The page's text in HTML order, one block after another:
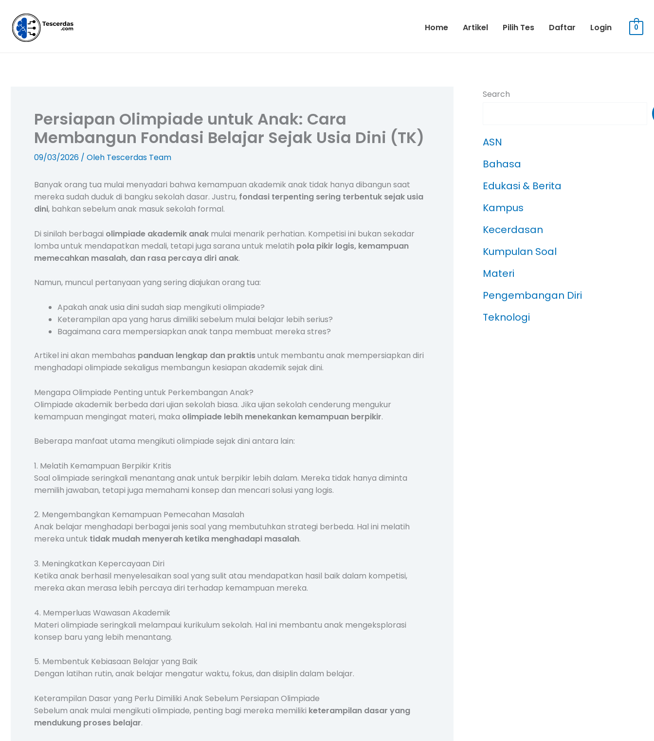
konten
Home Artikel Pilih Tes Daftar Login 0
Persiapan Olimpiade untuk Anak: Cara
Membangun Fondasi Belajar Sejak Usia Dini (TK)
09/03/2026 / Oleh Tescerdas Team
Banyak orang tua mulai menyadari bahwa kemampuan akademik anak tidak hanya dibangun saat
mereka sudah duduk di bangku sekolah dasar. Justru, fondasi terpenting sering terbentuk sejak usia
dini, bahkan sebelum anak masuk sekolah formal.
Di sinilah berbagai olimpiade akademik anak mulai menarik perhatian. Kompetisi ini bukan sekadar
lomba untuk mendapatkan medali, tetapi juga sarana untuk melatih pola pikir logis, kemampuan
memecahkan masalah, dan rasa percaya diri anak.
Namun, muncul pertanyaan yang sering diajukan orang tua:
Apakah anak usia dini sudah siap mengikuti olimpiade?
Keterampilan apa yang harus dimiliki sebelum mulai belajar lebih serius?
Bagaimana cara mempersiapkan anak tanpa membuat mereka stres?
Artikel ini akan membahas panduan lengkap dan praktisuntuk membantu anak mempersiapkan diri
menghadapi olimpiade sekaligus membangun kesiapan akademik sejak dini.
Mengapa Olimpiade Penting untuk Perkembangan Anak?
Olimpiade akademik berbeda dari ujian sekolah biasa. Jika ujian sekolah cenderung mengukur
kemampuan mengingat materi, maka olimpiade lebih menekankan kemampuan berpikir.
Beberapa manfaat utama mengikuti olimpiade sejak dini antara lain:
1. Melatih Kemampuan Berpikir Kritis
Soal olimpiade seringkali menantang anak untuk berpikir lebih dalam. Mereka tidak hanya diminta
memilih jawaban, tetapi juga memahami konsep dan mencari solusi yang logis.
2. Mengembangkan Kemampuan Pemecahan Masalah
Anak belajar menghadapi berbagai jenis soal yang membutuhkan strategi berbeda. Hal ini melatih
mereka untuk tidak mudah menyerah ketika menghadapi masalah.
3. Meningkatkan Kepercayaan Diri
Ketika anak berhasil menyelesaikan soal yang sulit atau mendapatkan hasil baik dalam kompetisi,
mereka akan merasa lebih percaya diri terhadap kemampuan mereka.
4. Memperluas Wawasan Akademik
Materi olimpiade seringkali melampaui kurikulum sekolah. Hal ini membantu anak mengeksplorasi
konsep baru yang lebih menantang.
5. Membentuk Kebiasaan Belajar yang Baik
Dengan latihan rutin, anak belajar mengatur waktu, fokus, dan disiplin dalam belajar.
Keterampilan Dasar yang Perlu Dimiliki Anak Sebelum Persiapan Olimpiade
Sebelum anak mulai mengikuti olimpiade, penting bagi mereka memiliki keterampilan dasar yang
mendukung proses belajar.
Search
ASN
Bahasa
Edukasi & Berita
Kampus
Kecerdasan
Kumpulan Soal
Materi
Pengembangan Diri
Teknologi